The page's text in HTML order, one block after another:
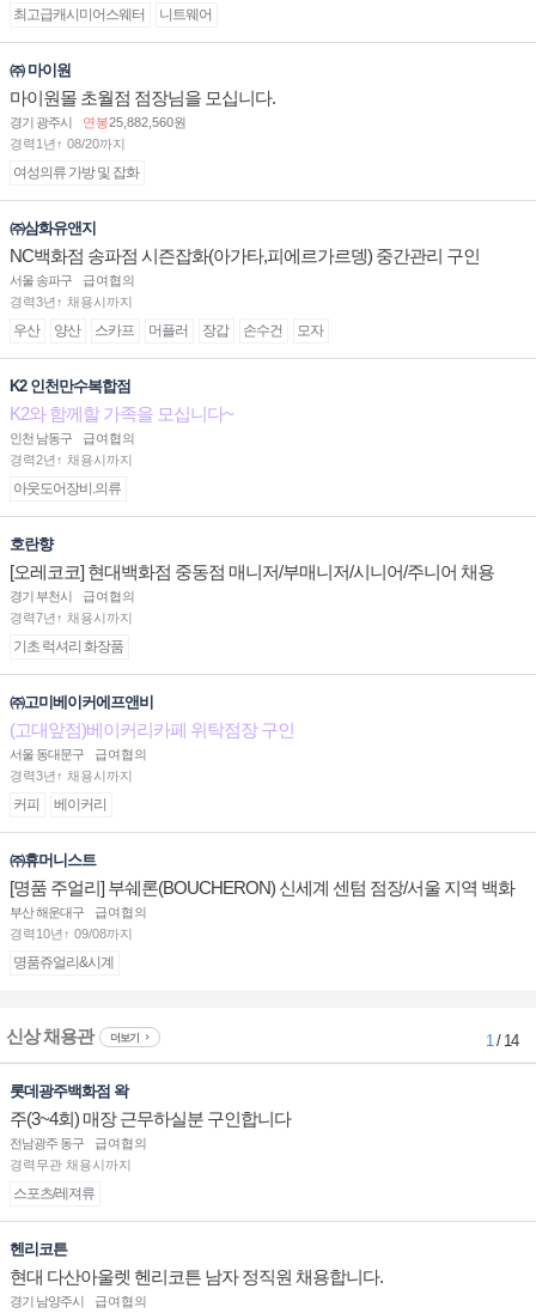
최고급캐시미어스웨터 니트웨어
㈜ 마이원
마이원몰 초월점 점장님을 모십니다.
경기 광주시 연봉25,882,560원
경력1년↑ 08/20까지
여성의류 가방 및 잡화
㈜삼화유앤지
NC백화점 송파점 시즌잡화(아가타,피에르가르뎅) 중간관리 구인
서울 송파구
급여협의
경력3년↑ 채용시까지
우산 양산 스카프 머플러 장갑 손수건 모자
K2 인천만수복합점
K2와 함께할 가족을 모십니다~
인천 남동구
급여협의
경력2년↑ 채용시까지
아웃도어장비.의류
호란향
[오레코코] 현대백화점 중동점 매니저/부매니저/시니어/주니어 채용
경기 부천시
급여협의
경력7년↑ 채용시까지
기초 럭셔리 화장품
㈜고미베이커에프앤비
(고대앞점)베이커리카페 위탁점장 구인
서울 동대문구
급여협의
경력3년↑ 채용시까지
커피 베이커리
㈜휴머니스트
[명품 주얼리] 부쉐론(BOUCHERON) 신세계 센텀 점장/서울 지역 백화
점 판매사원 채용
부산 해운대구
급여협의
경력10년↑ 09/08까지
명품쥬얼리&시계
신상 채용관 더보기 1/ 14
롯데광주백화점 왁
주(3~4회) 매장 근무하실분 구인합니다
전남광주 동구
급여협의
경력무관 채용시까지
스포츠/레져류
헨리코튼
현대 다산아울렛 헨리코튼 남자 정직원 채용합니다.
경기 남양주시
급여협의